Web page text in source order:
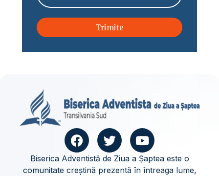
Trimite
Biserica Adventistă de Ziua a Șaptea este o
comunitate creștină prezentă în întreaga lume,